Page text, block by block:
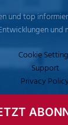
und top
und
Cookie
Support
Privacy